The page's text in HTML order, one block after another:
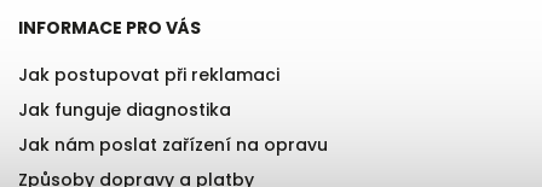
INFORMACE PRO VÁS
Jak postupovat při reklamaci
Jak funguje diagnostika
Jak nám poslat zařízení na opravu
Způsoby dopravy a platby